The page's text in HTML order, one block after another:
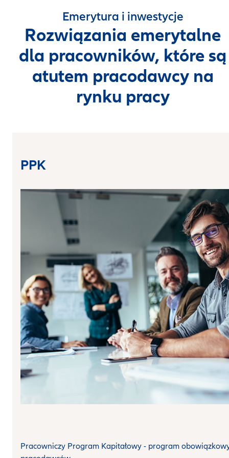
Emerytura i inwestycje
Rozwiązania emerytalne
dla pracowników, które są
atutem pracodawcy na
rynku pracy
PPK
Pracowniczy Program Kapitałowy - program